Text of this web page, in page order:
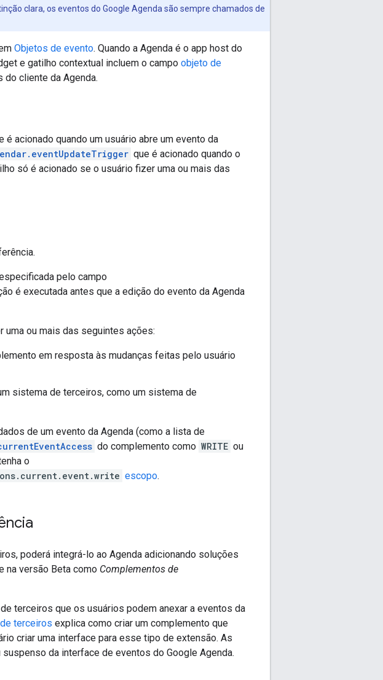
clara, os eventos do Google Agenda são sempre chamados de
Objetos de evento. Quando a Agenda é o app host do
e gatilho contextual incluem o campo objeto de
cliente da Agenda.
é acionado quando um usuário abre um evento da
que é acionado quando o
só é acionado se o usuário fizer uma ou mais das
pelo campo
é executada antes que a edição do evento da Agenda
uma ou mais das seguintes ações:
em resposta às mudanças feitas pelo usuário
sistema de terceiros, como um sistema de
de um evento da Agenda (como a lista de
do complemento como WRITE ou
o
escopo.
poderá integrá-lo ao Agenda adicionando soluções
na versão Beta como Complementos de
terceiros que os usuários podem anexar a eventos da
terceiros explica como criar um complemento que
criar uma interface para esse tipo de extensão. As
da interface de eventos do Google Agenda.